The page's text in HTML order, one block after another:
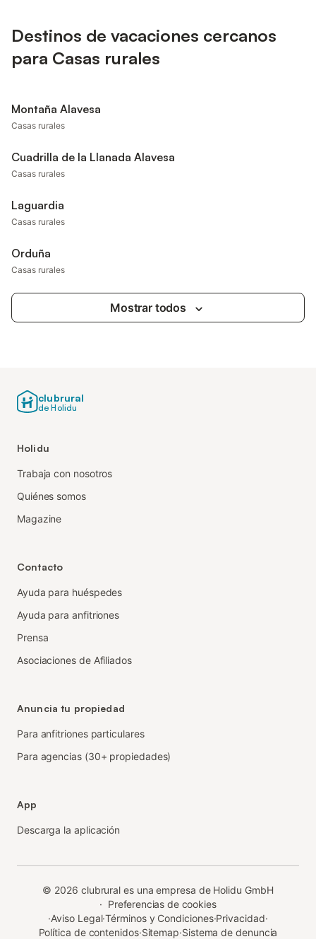
Destinos de vacaciones cercanos
para Casas rurales
Montaña Alavesa
Casas rurales
Cuadrilla de la Llanada Alavesa
Casas rurales
Laguardia
Casas rurales
Orduña
Casas rurales
Mostrar todos
clubrural
de Holidu
Holidu
Trabaja con nosotros
Quiénes somos
Magazine
Contacto
Ayuda para huéspedes
Ayuda para anfitriones
Prensa
Asociaciones de Afiliados
Anuncia tu propiedad
Para anfitriones particulares
Para agencias (30+ propiedades)
App
Descarga la aplicación
© 2026 clubrural es una empresa de Holidu GmbH
· Preferencias de cookies
·Aviso Legal·Términos y Condiciones·Privacidad·
Política de contenidos·Sitemap·Sistema de denuncia